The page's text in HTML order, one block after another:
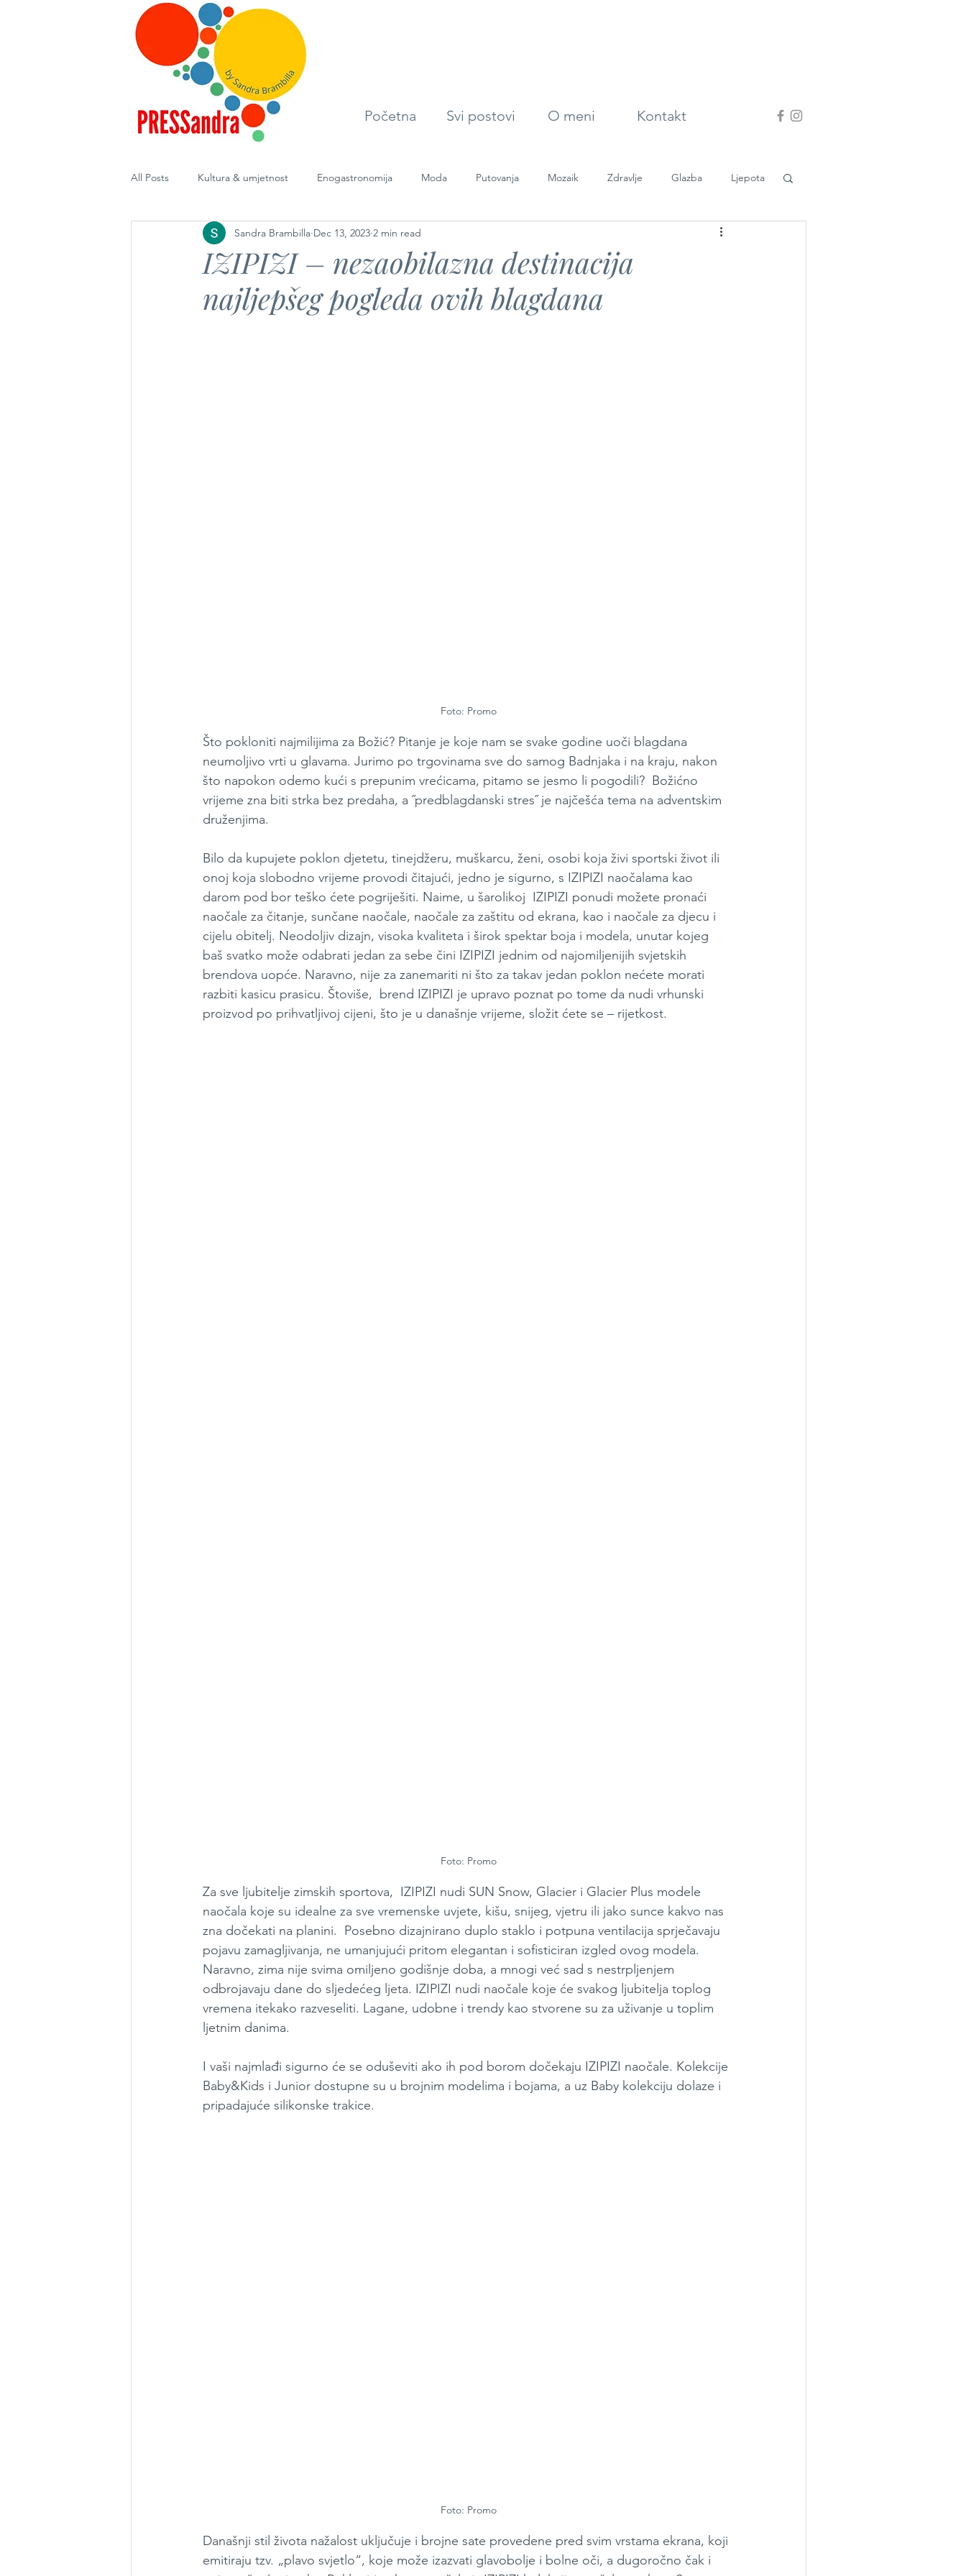
Početna Svi postovi O meni Kontakt
All Posts Kultura & umjetnost Enogastronomija Moda Putovanja Mozaik Zdravlje Glazba Ljepota
Diplomacija
IZIPIZI – nezaobilazna destinacija
najljepšeg pogleda ovih blagdana
Sandra Brambilla Dec 13, 2023 2 min read
Foto: Promo
Što pokloniti najmilijima za Božić? Pitanje je koje nam se svake godine uoči blagdana
neumoljivo vrti u glavama. Jurimo po trgovinama sve do samog Badnjaka i na kraju, nakon
što napokon odemo kući s prepunim vrećicama, pitamo se jesmo li pogodili?  Božićno
vrijeme zna biti strka bez predaha, a ˝predblagdanski stres˝ je najčešća tema na adventskim
druženjima.
Bilo da kupujete poklon djetetu, tinejdžeru, muškarcu, ženi, osobi koja živi sportski život ili
onoj koja slobodno vrijeme provodi čitajući, jedno je sigurno, s IZIPIZI naočalama kao
darom pod bor teško ćete pogriješiti. Naime, u šarolikoj  IZIPIZI ponudi možete pronaći
naočale za čitanje, sunčane naočale, naočale za zaštitu od ekrana, kao i naočale za djecu i
cijelu obitelj. Neodoljiv dizajn, visoka kvaliteta i širok spektar boja i modela, unutar kojeg
baš svatko može odabrati jedan za sebe čini IZIPIZI jednim od najomiljenijih svjetskih
brendova uopće. Naravno, nije za zanemariti ni što za takav jedan poklon nećete morati
razbiti kasicu prasicu. Štoviše,  brend IZIPIZI je upravo poznat po tome da nudi vrhunski
proizvod po prihvatljivoj cijeni, što je u današnje vrijeme, složit ćete se – rijetkost.
Foto: Promo
Za sve ljubitelje zimskih sportova,  IZIPIZI nudi SUN Snow, Glacier i Glacier Plus modele
naočala koje su idealne za sve vremenske uvjete, kišu, snijeg, vjetru ili jako sunce kakvo nas
zna dočekati na planini.  Posebno dizajnirano duplo staklo i potpuna ventilacija sprječavaju
pojavu zamagljivanja, ne umanjujući pritom elegantan i sofisticiran izgled ovog modela.
Naravno, zima nije svima omiljeno godišnje doba, a mnogi već sad s nestrpljenjem
odbrojavaju dane do sljedećeg ljeta. IZIPIZI nudi naočale koje će svakog ljubitelja toplog
vremena itekako razveseliti. Lagane, udobne i trendy kao stvorene su za uživanje u toplim
ljetnim danima.
I vaši najmlađi sigurno će se oduševiti ako ih pod borom dočekaju IZIPIZI naočale. Kolekcije
Baby&Kids i Junior dostupne su u brojnim modelima i bojama, a uz Baby kolekciju dolaze i
pripadajuće silikonske trakice.
Foto: Promo
Današnji stil života nažalost uključuje i brojne sate provedene pred svim vrstama ekrana, koji
emitiraju tzv. „plavo svjetlo“, koje može izazvati glavobolje i bolne oči, a dugoročno čak i